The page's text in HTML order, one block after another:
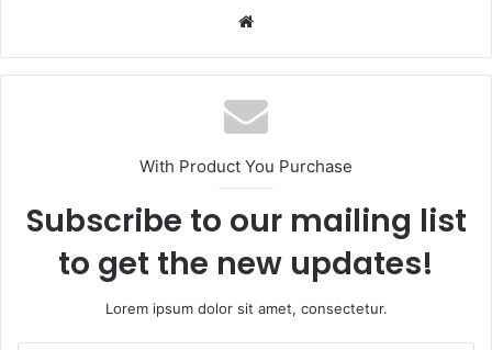
With Product You Purchase
Subscribe to our mailing list
to get the new updates!
Lorem ipsum dolor sit amet, consectetur.